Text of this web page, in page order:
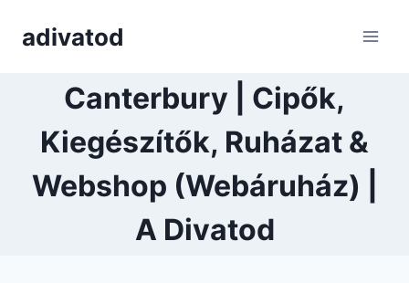
adivatod
Canterbury | Cipők,
Kiegészítők, Ruházat &
Webshop (Webáruház) |
A Divatod